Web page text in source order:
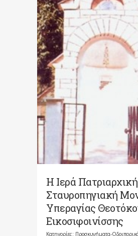
Η Ιερά
Σταυροπηγιακή
Υπεραγίας
Εικοσιφοινίσσης
Κατηγορίες: Προσκυνήματα-